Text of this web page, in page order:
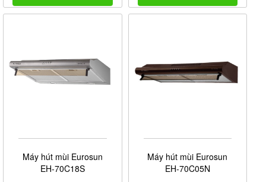
Máy hút mùi Eurosun
EH-70C18S
Máy hút mùi Eurosun
EH-70C05N